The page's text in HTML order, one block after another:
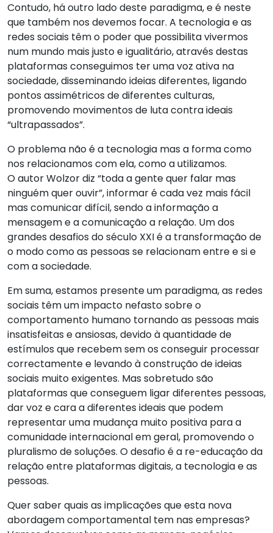
Contudo, há outro lado deste paradigma, e é neste
que também nos devemos focar. A tecnologia e as
redes sociais têm o poder que possibilita vivermos
num mundo mais justo e igualitário, através destas
plataformas conseguimos ter uma voz ativa na
sociedade, disseminando ideias diferentes, ligando
pontos assimétricos de diferentes culturas,
promovendo movimentos de luta contra ideais
“ultrapassados”.
O problema não é a tecnologia mas a forma como
nos relacionamos com ela, como a utilizamos.
O autor Wolzor diz “toda a gente quer falar mas
ninguém quer ouvir”, informar é cada vez mais fácil
mas comunicar difícil, sendo a informação a
mensagem e a comunicação a relação. Um dos
grandes desafios do século XXI é a transformação de
o modo como as pessoas se relacionam entre e si e
com a sociedade.
Em suma, estamos presente um paradigma, as redes
sociais têm um impacto nefasto sobre o
comportamento humano tornando as pessoas mais
insatisfeitas e ansiosas, devido à quantidade de
estímulos que recebem sem os conseguir processar
correctamente e levando à construção de ideias
sociais muito exigentes. Mas sobretudo são
plataformas que conseguem ligar diferentes pessoas,
dar voz e cara a diferentes ideais que podem
representar uma mudança muito positiva para a
comunidade internacional em geral, promovendo o
pluralismo de soluções. O desafio é a re-educação da
relação entre plataformas digitais, a tecnologia e as
pessoas.
Quer saber quais as implicações que esta nova
abordagem comportamental tem nas empresas?